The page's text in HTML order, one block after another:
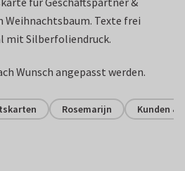
Texte frei
mit Silberfoliendruck.
Wunsch angepasst werden.
Rosemarijn Kunden &